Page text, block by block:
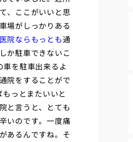
、ここがいいと思
場がしっかりある
院ならもっとも通
か駐車できないこ
を駐車出来るよ
院をすることがで
っとまたいいと
と言うと、とても
いのです。一度痛
あるんですね。そ